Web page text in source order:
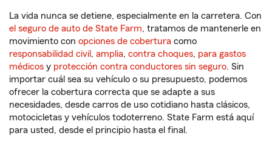
La vida nunca se detiene, especialmente en la carretera. Con
el seguro de auto de State Farm, tratamos de mantenerle en
movimiento con opciones de cobertura como
responsabilidad civil , amplia, contra choques, para gastos
médicos y protección contra conductores sin seguro. Sin
importar cuál sea su vehículo o su presupuesto, podemos
ofrecer la cobertura correcta que se adapte a sus
necesidades, desde carros de uso cotidiano hasta clásicos,
motocicletas y vehículos todoterreno. State Farm está aquí
para usted, desde el principio hasta el final.